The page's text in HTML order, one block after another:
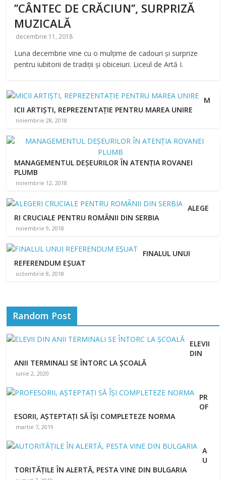
’’CÂNTEC DE CRĂCIUN’’, SURPRIZĂ
MUZICALĂ
decembrie 11, 2018
Luna decembrie vine cu o mulțime de cadouri și surprize
pentru iubitorii de tradiții și obiceiuri. Liceul de Artă I.
M
ICII ARTIȘTI, REPREZENTAȚIE PENTRU MAREA UNIRE
noiembrie 28, 2018
MANAGEMENTUL DEȘEURILOR ÎN ATENȚIA ROVANEI
PLUMB
noiembrie 12, 2018
ALEGE
RI CRUCIALE PENTRU ROMÂNII DIN SERBIA
noiembrie 9, 2018
FINALUL UNUI
REFERENDUM EȘUAT
octombrie 8, 2018
Random Post
ELEVII
DIN
ANII TERMINALI SE ÎNTORC LA ȘCOALĂ
iunie 2, 2020
PR
OF
ESORII, AȘTEPTAȚI SĂ ÎȘI COMPLETEZE NORMA
martie 7, 2019
A
U
TORITĂȚILE ÎN ALERTĂ, PESTA VINE DIN BULGARIA